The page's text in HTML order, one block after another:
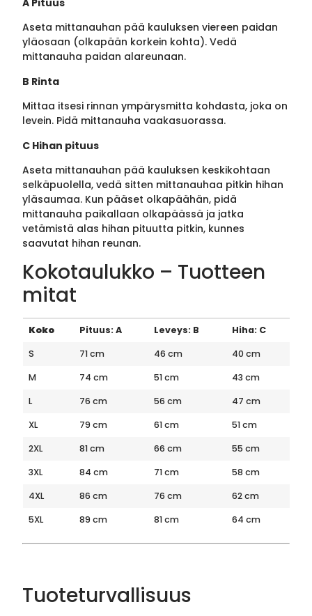
A Pituus
Aseta mittanauhan pää kauluksen viereen paidan
yläosaan (olkapään korkein kohta). Vedä
mittanauha paidan alareunaan.
B Rinta
Mittaa itsesi rinnan ympärysmitta kohdasta, joka on
levein. Pidä mittanauha vaakasuorassa.
C Hihan pituus
Aseta mittanauhan pää kauluksen keskikohtaan
selkäpuolella, vedä sitten mittanauhaa pitkin hihan
yläsaumaa. Kun pääset olkapäähän, pidä
mittanauha paikallaan olkapäässä ja jatka
vetämistä alas hihan pituutta pitkin, kunnes
saavutat hihan reunan.
Kokotaulukko – Tuotteen
mitat
Koko Pituus: A Leveys: B
Hiha: C
S
71 cm 46 cm
40 cm
M
74 cm 51 cm
43 cm
L
76 cm 56 cm
47 cm
XL
79 cm 61 cm
51 cm
2XL
81 cm 66 cm
55 cm
3XL
84 cm 71 cm
58 cm
4XL
86 cm 76 cm
62 cm
5XL
89 cm 81 cm 64 cm
Tuoteturvallisuus